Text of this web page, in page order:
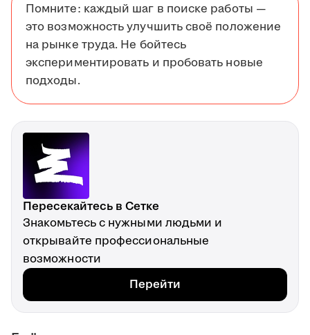
Помните: каждый шаг в поиске работы —
это возможность улучшить своё положение
на рынке труда. Не бойтесь
экспериментировать и пробовать новые
подходы.
Пересекайтесь в Сетке
Знакомьтесь с нужными людьми и
открывайте профессиональные
возможности
Перейти